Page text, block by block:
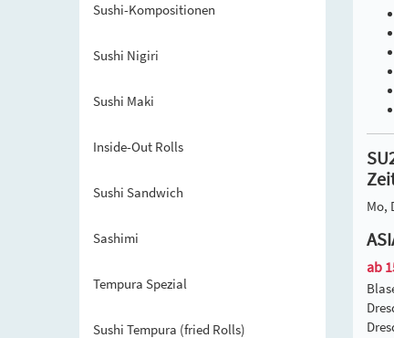
Sushi-Kompositionen
Sushi Nigiri
Sushi Maki
Inside-Out Rolls
Sushi Sandwich
Sashimi
Tempura Spezial
Sushi Tempura (fried Rolls)
Mo,
ab